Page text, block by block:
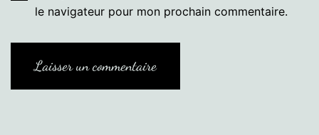
le navigateur pour mon prochain commentaire.